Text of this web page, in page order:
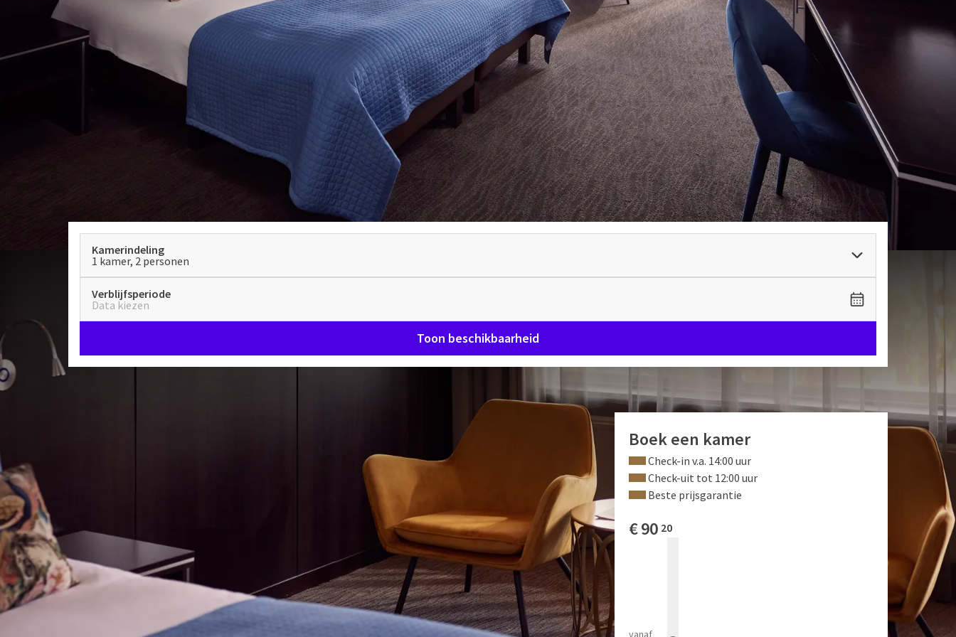
Kamerindeling
1 kamer, 2 personen
Verblijfsperiode
Data kiezen
Toon beschikbaarheid
Van der Valk Groningen-Zuidbroek A7 beschikt over een aantal Comfort kamers voor 3 personen.
Kom tot rust in een van onze heerlijke Comfort-kamers (33 m2). Deze kamer met balkon of terras is voorzien
van een separate douche, ligbad, toilet, föhn, zitje, (laptop)kluis, koelkastje en televisie.
Late check out:
Voor slechts € 29,50 per kamer checkt u pas om 17:00 uur uit. Op basis van beschikbaarheid.
Uitgebreid ontbijt:
KAMER FACILITEITEN
Apart ligbad
Apart toilet
Boek een kamer
Check-in v.a. 14:00 uur
Check-uit tot 12:00 uur
Beste prijsgarantie
€90 20
vanaf